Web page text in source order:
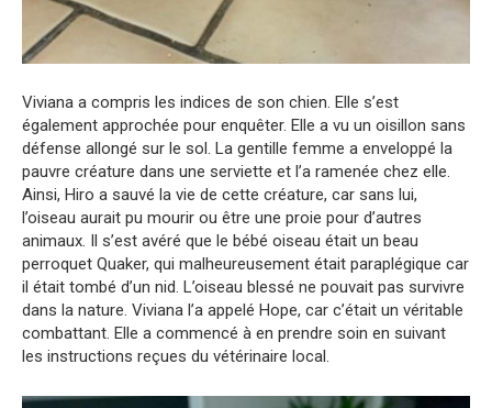
Viviana a compris les indices de son chien. Elle s’est
également approchée pour enquêter. Elle a vu un oisillon sans
défense allongé sur le sol. La gentille femme a enveloppé la
pauvre créature dans une serviette et l’a ramenée chez elle.
Ainsi, Hiro a sauvé la vie de cette créature, car sans lui,
l’oiseau aurait pu mourir ou être une proie pour d’autres
animaux. Il s’est avéré que le bébé oiseau était un beau
perroquet Quaker, qui malheureusement était paraplégique car
il était tombé d’un nid. L’oiseau blessé ne pouvait pas survivre
dans la nature. Viviana l’a appelé Hope, car c’était un véritable
combattant. Elle a commencé à en prendre soin en suivant
les instructions reçues du vétérinaire local.